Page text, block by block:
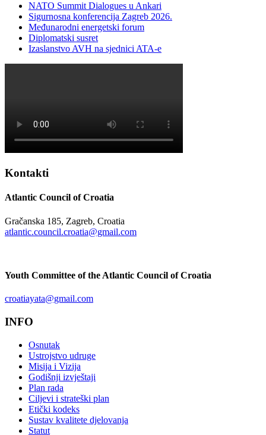
NATO Summit Dialogues u Ankari
Sigurnosna konferencija Zagreb 2026.
Međunarodni energetski forum
Diplomatski susret
Izaslanstvo AVH na sjednici ATA-e
Kontakti
Atlantic Council of Croatia
Gračanska 185, Zagreb, Croatia
atlantic.council.croatia@gmail.com
Youth Committee of the Atlantic Council of Croatia
croatiayata@gmail.com
INFO
Osnutak
Ustrojstvo udruge
Misija i Vizija
Godišnji izvještaji
Plan rada
Ciljevi i strateški plan
Etički kodeks
Sustav kvalitete djelovanja
Statut